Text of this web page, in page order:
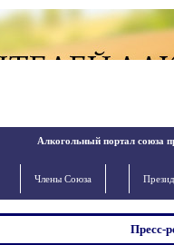
Алкогольный портал союза
Члены Cоюза
Пресс-